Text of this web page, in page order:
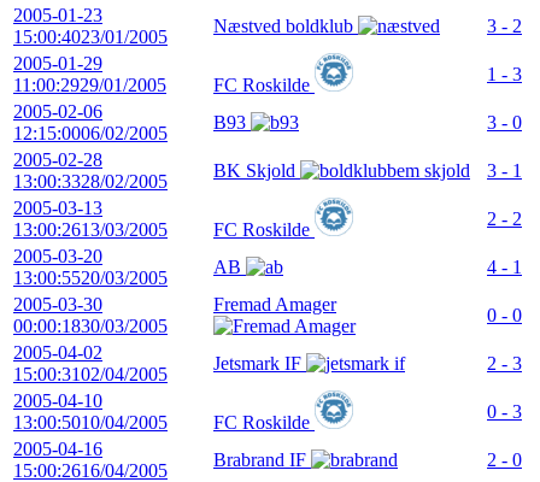
2005-01-23
15:00:4023/01/2005
Næstved boldklub
3 - 2
2005-01-29
11:00:2929/01/2005 FC Roskilde
1 - 3
2005-02-06
12:15:0006/02/2005
B93
3 - 0
2005-02-28
13:00:3328/02/2005
BK Skjold
3 - 1
2005-03-13
13:00:2613/03/2005 FC Roskilde
2 - 2
2005-03-20
13:00:5520/03/2005
AB
4 - 1
2005-03-30
00:00:1830/03/2005
Fremad Amager
0 - 0
2005-04-02
15:00:3102/04/2005
Jetsmark IF
2 - 3
2005-04-10
13:00:5010/04/2005 FC Roskilde
0 - 3
2005-04-16
15:00:2616/04/2005
Brabrand IF
2 - 0